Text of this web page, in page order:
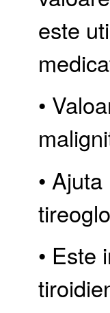
este
•
•
• Este